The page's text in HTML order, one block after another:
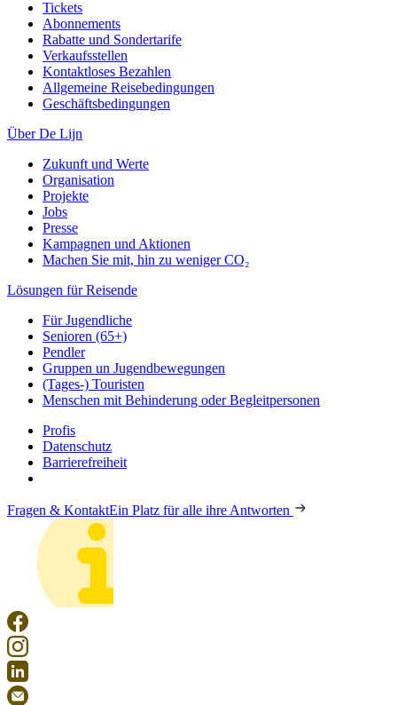
Tickets
Abonnements
Rabatte und Sondertarife
Verkaufsstellen
Kontaktloses Bezahlen
Allgemeine Reisebedingungen
Geschäftsbedingungen
Über De Lijn
Zukunft und Werte
Organisation
Projekte
Jobs
Presse
Kampagnen und Aktionen
Machen Sie mit, hin zu weniger CO₂
Lösungen für Reisende
Für Jugendliche
Senioren (65+)
Pendler
Gruppen un Jugendbewegungen
(Tages-) Touristen
Menschen mit Behinderung oder Begleitpersonen
Profis
Datenschutz
Barrierefreiheit
Fragen & KontaktEin Platz für alle ihre Antworten